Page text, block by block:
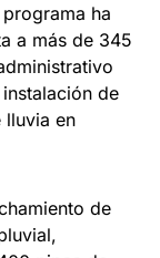
ha
a más de 345
de
lluvia en
de